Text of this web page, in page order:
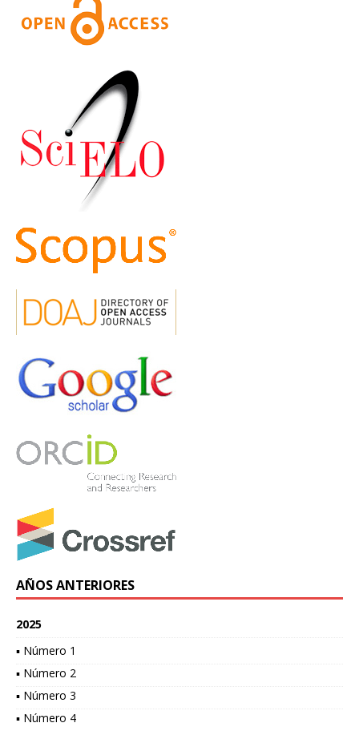
AÑOS ANTERIORES
2025
▪ Número 1
▪ Número 2
▪ Número 3
▪ Número 4